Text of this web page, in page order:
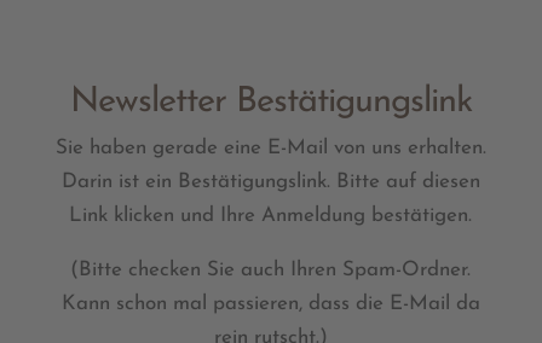
Newsletter Bestätigungslink
Sie haben gerade eine E-Mail von uns erhalten.
Darin ist ein Bestätigungslink. Bitte auf diesen
Link klicken und Ihre Anmeldung bestätigen.
(Bitte checken Sie auch Ihren Spam-Ordner.
Kann schon mal passieren, dass die E-Mail da
rein rutscht.)